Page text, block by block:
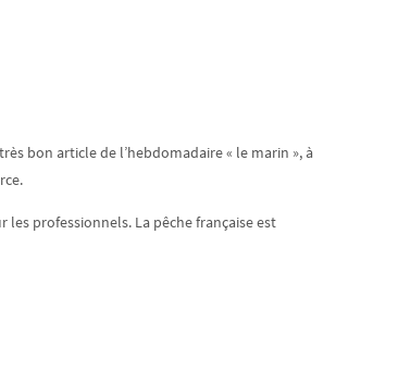
bon article de l’hebdomadaire « le marin », à
les professionnels. La pêche française est